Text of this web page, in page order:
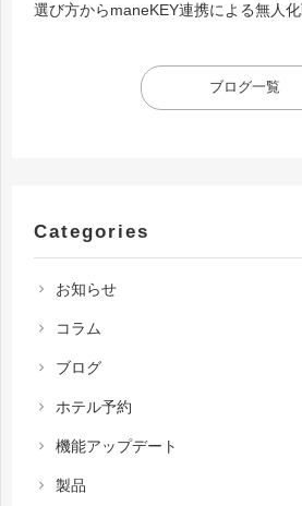
選び方からmaneKEY連携による無人
ブログ一覧
Categories
chevron_right お知らせ
chevron_right コラム
chevron_right ブログ
chevron_right ホテル予約
chevron_right 機能アップデート
chevron_right 製品